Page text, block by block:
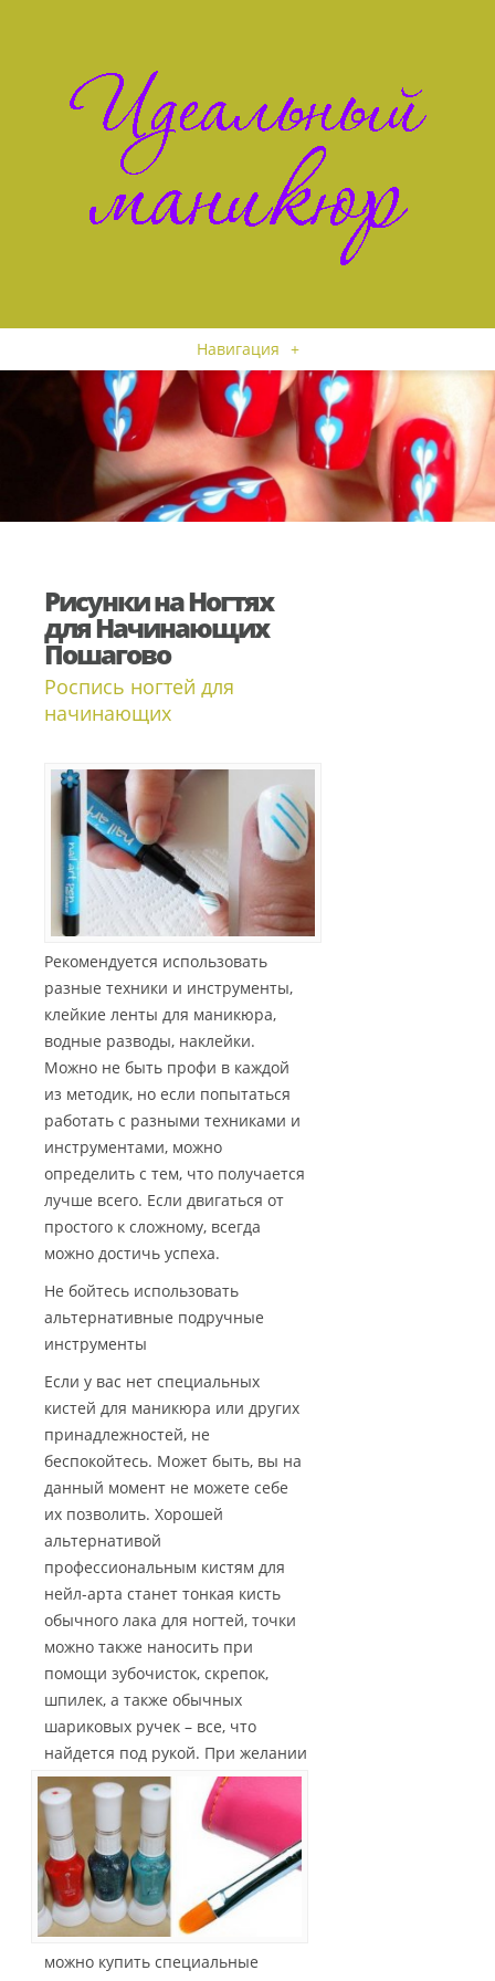
Навигация +
Рисунки на Ногтях
для Начинающих
Пошагово
Роспись ногтей для
начинающих
Рекомендуется использовать
разные техники и инструменты,
клейкие ленты для маникюра,
водные разводы, наклейки.
Можно не быть профи в каждой
из методик, но если попытаться
работать с разными техниками и
инструментами, можно
определить с тем, что получается
лучше всего. Если двигаться от
простого к сложному, всегда
можно достичь успеха.
Не бойтесь использовать
альтернативные подручные
инструменты
Если у вас нет специальных
кистей для маникюра или других
принадлежностей, не
беспокойтесь. Может быть, вы на
данный момент не можете себе
их позволить. Хорошей
альтернативой
профессиональным кистям для
нейл-арта станет тонкая кисть
обычного лака для ногтей, точки
можно также наносить при
помощи зубочисток, скрепок,
шпилек, а также обычных
шариковых ручек – все, что
найдется под рукой. При желании
можно купить специальные